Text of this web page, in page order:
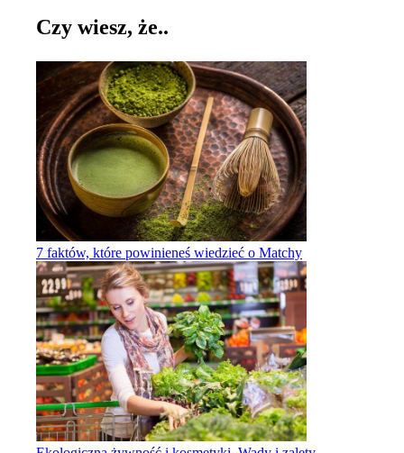
Czy wiesz, że..
7 faktów, które powinieneś wiedzieć o Matchy